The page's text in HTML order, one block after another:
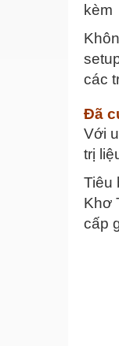
kèm
các
Đã
Với
trị
Tiêu
Khơ
cấp